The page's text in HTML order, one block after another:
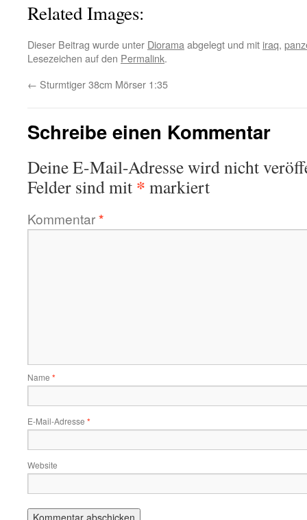
Related Images:
Dieser Beitrag wurde unter Diorama abgelegt und mit iraq,
Lesezeichen auf den Permalink.
← Sturmtiger 38cm Mörser 1:35
Schreibe einen Kommentar
Deine E-Mail-Adresse wird nicht
Felder sind mit * markiert
Kommentar*
Name *
E-Mail-Adresse *
Website